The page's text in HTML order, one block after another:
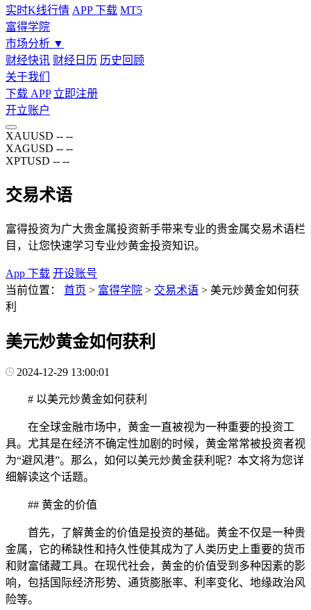
实时K线行情 APP 下载 MT5
富得学院
市场分析 ▼
财经快讯 财经日历 历史回顾
关于我们
下载 APP 立即注册
开立账户
XAUUSD -- --
XAGUSD -- --
XPTUSD -- --
交易术语
富得投资为广大贵金属投资新手带来专业的贵金属交易术语栏
目，让您快速学习专业炒黄金投资知识。
App 下载 开设账号
当前位置：
首页 > 富得学院 > 交易术语 > 美元炒黄金如何获
利
美元炒黄金如何获利
2024-12-29 13:00:01
# 以美元炒黄金如何获利
在全球金融市场中，黄金一直被视为一种重要的投资工
具。尤其是在经济不确定性加剧的时候，黄金常常被投资者视
为“避风港”。那么，如何以美元炒黄金获利呢？本文将为您详
细解读这个话题。
## 黄金的价值
首先，了解黄金的价值是投资的基础。黄金不仅是一种贵
金属，它的稀缺性和持久性使其成为了人类历史上重要的货币
和财富储藏工具。在现代社会，黄金的价值受到多种因素的影
响，包括国际经济形势、通货膨胀率、利率变化、地缘政治风
险等。